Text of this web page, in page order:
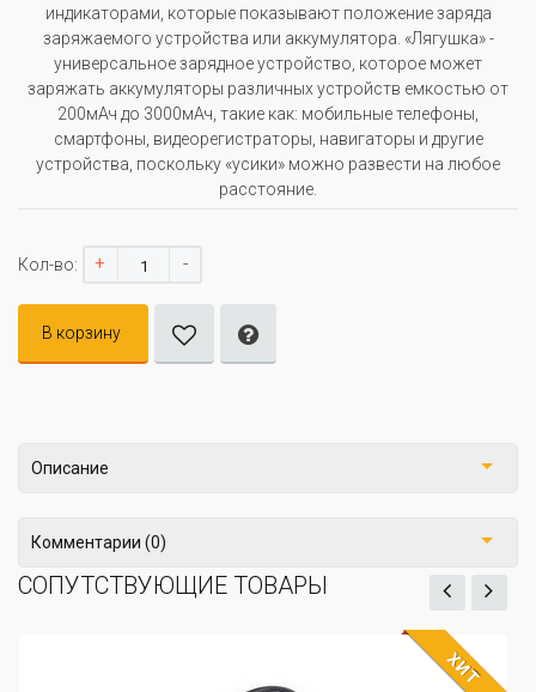
индикаторами, которые показывают положение заряда
заряжаемого устройства или аккумулятора. «Лягушка» -
универсальное зарядное устройство, которое может
заряжать аккумуляторы различных устройств емкостью от
200мАч до 3000мАч, такие как: мобильные телефоны,
смартфоны, видеорегистраторы, навигаторы и другие
устройства, поскольку «усики» можно развести на любое
расстояние.
Кол-во: + -
В корзину
Описание
Комментарии (0)
СОПУТСТВУЮЩИЕ ТОВАРЫ
ХИТ